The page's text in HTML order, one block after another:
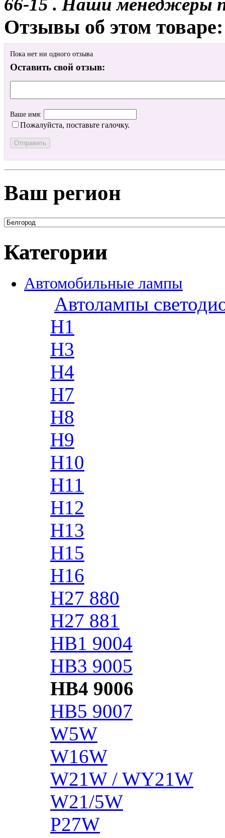
Отзывы об этом товаре:
Пока нет ни одного отзыва
Оставить свой отзыв:
Ваше имя:
Пожалуйста, поставьте галочку.
Ваш регион
Категории
Автомобильные лампы
Автолампы
H1
H3
H4
H7
H8
H9
H10
H11
H12
H13
H15
H16
H27 880
H27 881
HB1 9004
HB3 9005
HB4 9006
HB5 9007
W5W
W16W
W21W / WY21W
W21/5W
P27W